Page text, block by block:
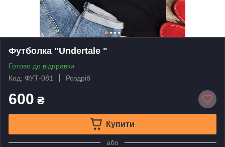
Футболка "Undertale "
Готово до відправки
Код: ФУТ-081
Роздріб
600 ₴
Купити
або